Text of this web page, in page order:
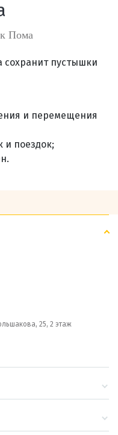
Пома
сохранит пустышки
и перемещения
и поездок;
25, 2 этаж